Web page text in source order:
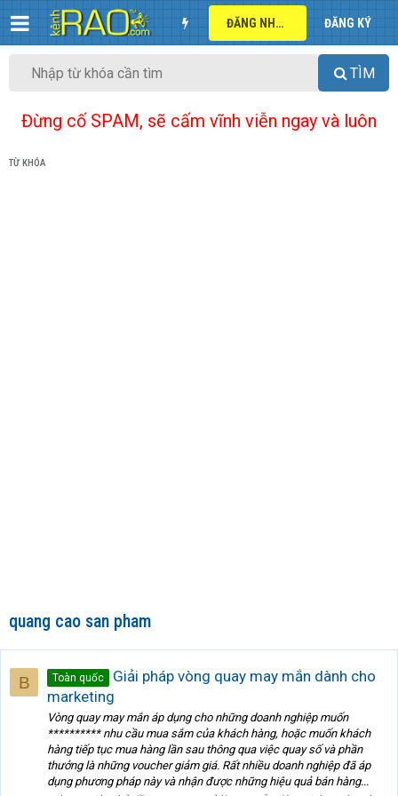
ĐĂNG NHẬP ĐĂNG KÝ
TÌM
Đừng cố SPAM, sẽ cấm vĩnh viễn ngay và luôn
TỪ KHÓA
quang cao san pham
B Toàn quốc
Giải pháp vòng quay may mắn dành cho
marketing
Vòng quay may mắn áp dụng cho những doanh nghiệp muốn
********** nhu cầu mua sắm của khách hàng, hoặc muốn khách
hàng tiếp tục mua hàng lần sau thông qua việc quay số và phần
thưởng là những voucher giảm giá. Rất nhiều doanh nghiệp đã áp
dụng phương pháp này và nhận được những hiệu quả bán hàng...